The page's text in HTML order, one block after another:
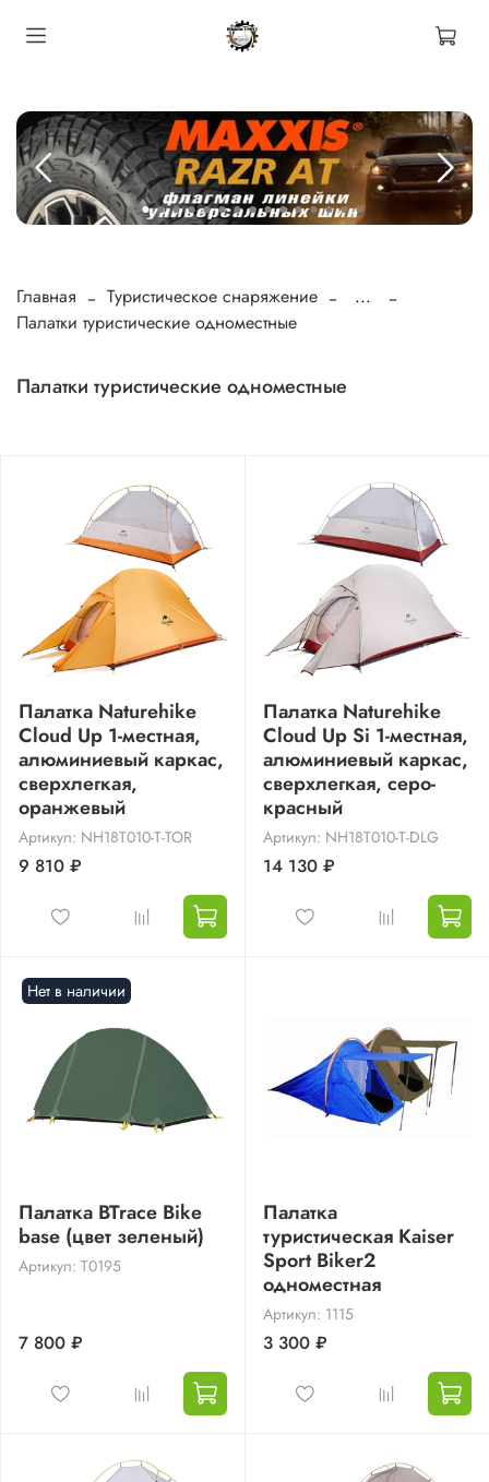
Главная Туристическое снаряжение
...
Палатки туристические одноместные
Палатки туристические одноместные
Палатка Naturehike
Cloud Up 1-местная,
алюминиевый каркас,
сверхлегкая,
оранжевый
Артикул: NH18T010-T-TOR
9 810 ₽
Палатка Naturehike
Cloud Up Si 1-местная,
алюминиевый каркас,
сверхлегкая, серо-
красный
Артикул: NH18T010-T-DLG
14 130 ₽
Нет в наличии
Палатка BTrace Bike
base (цвет зеленый)
Артикул: T0195
7 800 ₽
Палатка
туристическая Kaiser
Sport Biker2
одноместная
Артикул: 1115
3 300 ₽